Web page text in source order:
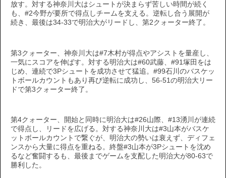
放す。対する神奈川大はシュートが決まらず苦しい時間が続く
も、#2今野が要所で得点しチームを支える。逆転し合う展開が
続き、最後は34-33で明治大がリードし、第2クォーター終了。
第3クォーター、神奈川大は#7木村が得点やアシストを量産し、
一気にスコアを伸ばす。対する明治大は#60武藤、#91塚田をは
じめ、連続で3Pシュートを成功させて猛追。#99石川のバスケッ
トボールカウントもあり再び逆転に成功し、56-51の明治大リー
ドで第3クォーター終了。
第4クォーター、開始と同時に明治大は#26山際、#13湧川が連続
で得点し、リードを広げる。対する神奈川大は#3山本がバスケ
ットボールカウントで繋ぐが、明治大の勢いは衰えず、ディフェ
ンスから大量に得点を重ねる。終盤#3山本が3Pシュートを沈め
るなど奮闘するも、最後までゲームを支配した明治大が80-63で
勝利した。